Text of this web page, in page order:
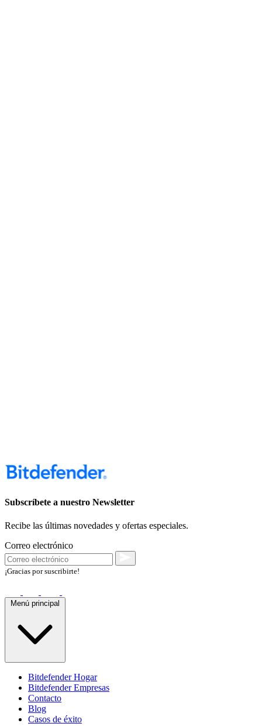
Subscríbete a nuestro Newsletter
Recibe las últimas novedades y ofertas especiales.
Correo electrónico
¡Gracias por suscribirte!
Menú principal
Bitdefender Hogar
Bitdefender Empresas
Contacto
Blog
Casos de éxito